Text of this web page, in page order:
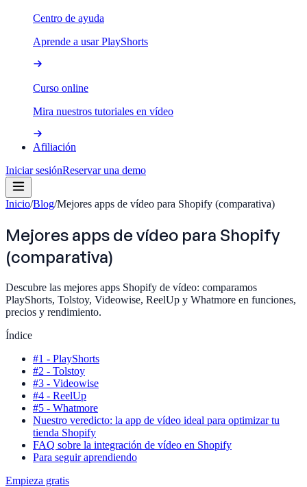
Centro de ayuda
Aprende a usar PlayShorts
Curso online
Mira nuestros tutoriales en vídeo
Afiliación
Iniciar sesiónReservar una demo
Inicio/Blog/Mejores apps de vídeo para Shopify (comparativa)
Mejores apps de vídeo para Shopify
(comparativa)
Descubre las mejores apps Shopify de vídeo: comparamos
PlayShorts, Tolstoy, Videowise, ReelUp y Whatmore en funciones,
precios y rendimiento.
Índice
#1 - PlayShorts
#2 - Tolstoy
#3 - Videowise
#4 - ReelUp
#5 - Whatmore
Nuestro veredicto: la app de vídeo ideal para optimizar tu
tienda Shopify
FAQ sobre la integración de vídeo en Shopify
Para seguir aprendiendo
Empieza gratis